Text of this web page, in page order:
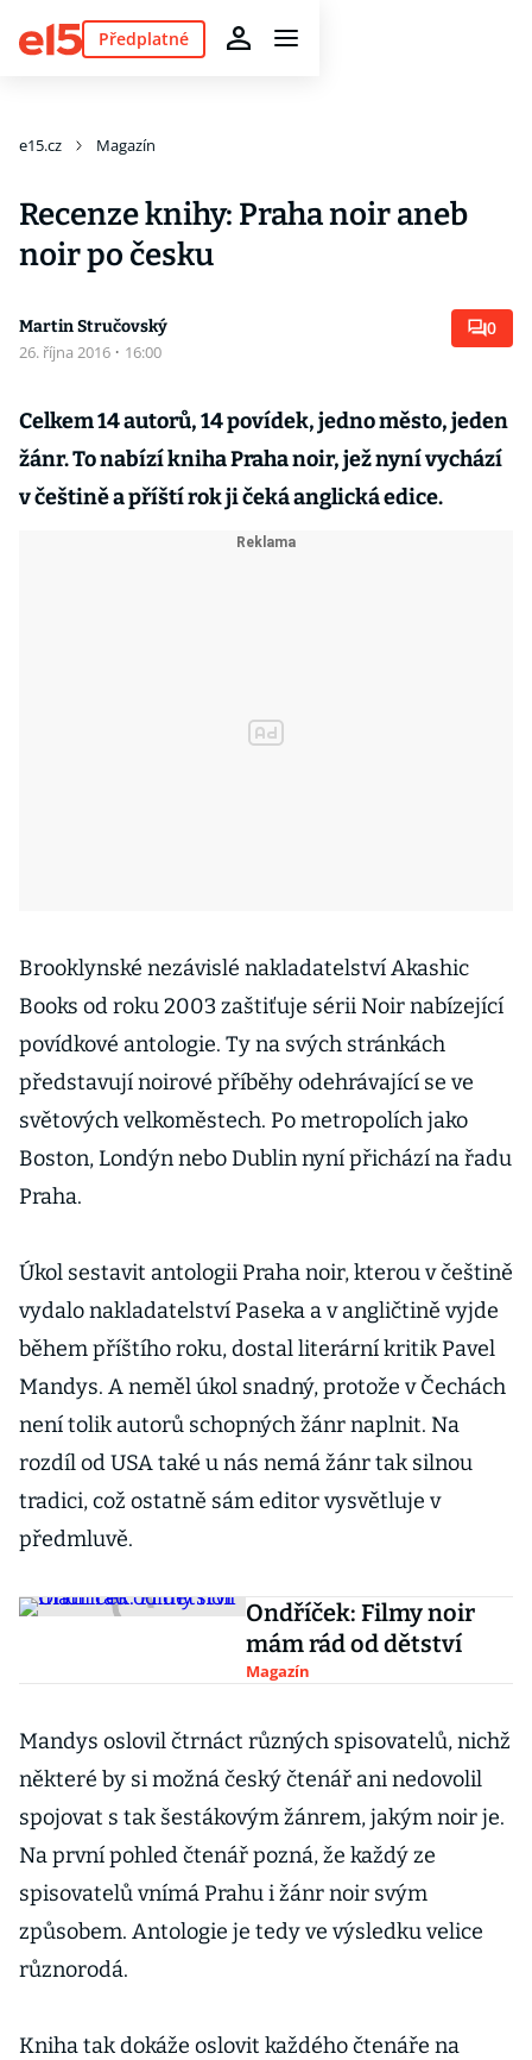
Předplatné
e15.cz Magazín
Recenze knihy: Praha noir aneb
noir po česku
Martin Stručovský
26. října 2016 · 16:00
0
Celkem 14 autorů, 14 povídek, jedno město, jeden
žánr. To nabízí kniha Praha noir, jež nyní vychází
v češtině a příští rok ji čeká anglická edice.
Brooklynské nezávislé nakladatelství Akashic
Books od roku 2003 zaštiťuje sérii Noir nabízející
povídkové antologie. Ty na svých stránkách
představují noirové příběhy odehrávající se ve
světových velkoměstech. Po metropolích jako
Boston, Londýn nebo Dublin nyní přichází na řadu
Praha.
Úkol sestavit antologii Praha noir, kterou v češtině
vydalo nakladatelství Paseka a v angličtině vyjde
během příštího roku, dostal literární kritik Pavel
Mandys. A neměl úkol snadný, protože v Čechách
není tolik autorů schopných žánr naplnit. Na
rozdíl od USA také u nás nemá žánr tak silnou
tradici, což ostatně sám editor vysvětluje v
předmluvě.
Ondříček: Filmy noir
mám rád od dětství
Magazín
Mandys oslovil čtrnáct různých spisovatelů, nichž
některé by si možná český čtenář ani nedovolil
spojovat s tak šestákovým žánrem, jakým noir je.
Na první pohled čtenář pozná, že každý ze
spisovatelů vnímá Prahu i žánr noir svým
způsobem. Antologie je tedy ve výsledku velice
různorodá.
Kniha tak dokáže oslovit každého čtenáře na